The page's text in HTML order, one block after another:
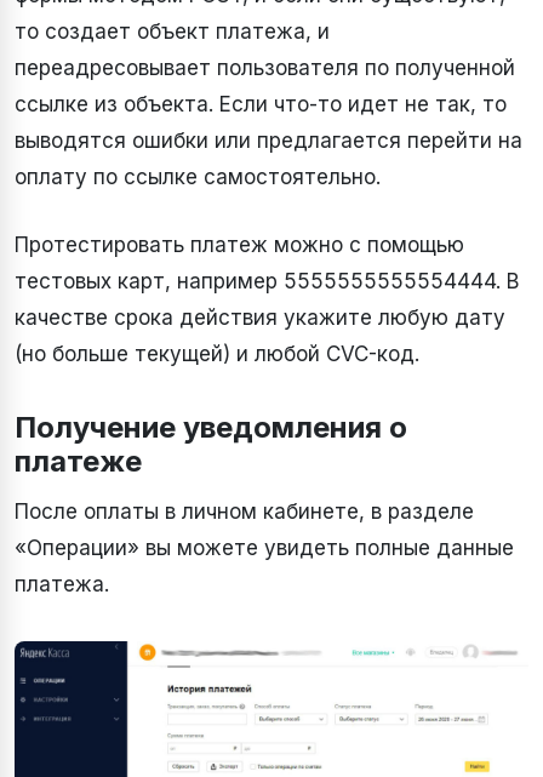
то создает объект платежа, и
переадресовывает пользователя по полученной
ссылке из объекта. Если что-то идет не так, то
выводятся ошибки или предлагается перейти на
оплату по ссылке самостоятельно.
Протестировать платеж можно с помощью
тестовых карт, например 5555555555554444. В
качестве срока действия укажите любую дату
(но больше текущей) и любой CVC-код.
Получение уведомления о
платеже
После оплаты в личном кабинете, в разделе
«Операции» вы можете увидеть полные данные
платежа.